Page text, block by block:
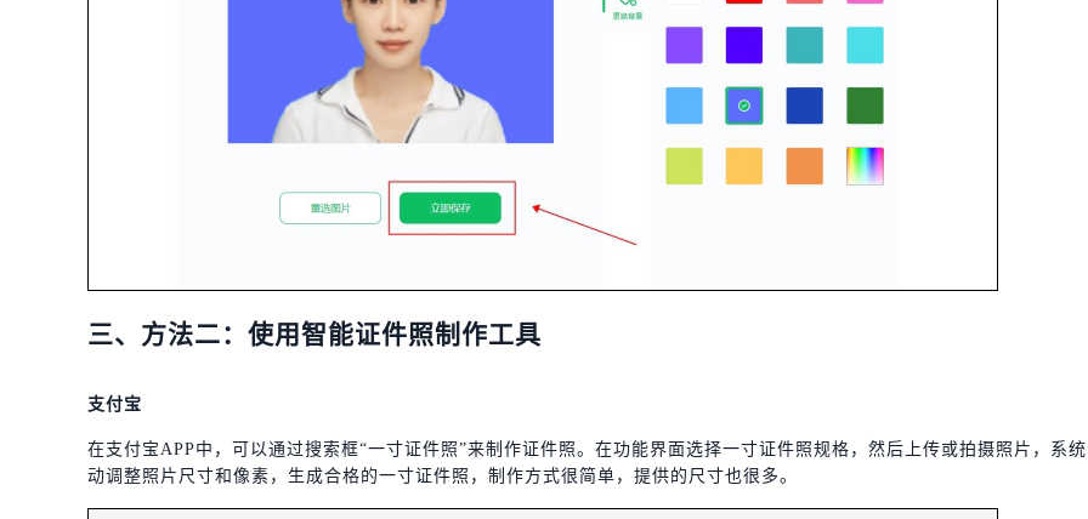
三、方法二：使用智能证件照制作工具
支付宝
在支付宝APP中，可以通过搜索框“一寸证件照”来制作证件照。在功能界面选择一寸证件照规格，然后上传或拍摄照片，系
动调整照片尺寸和像素，生成合格的一寸证件照，制作方式很简单，提供的尺寸也很多。